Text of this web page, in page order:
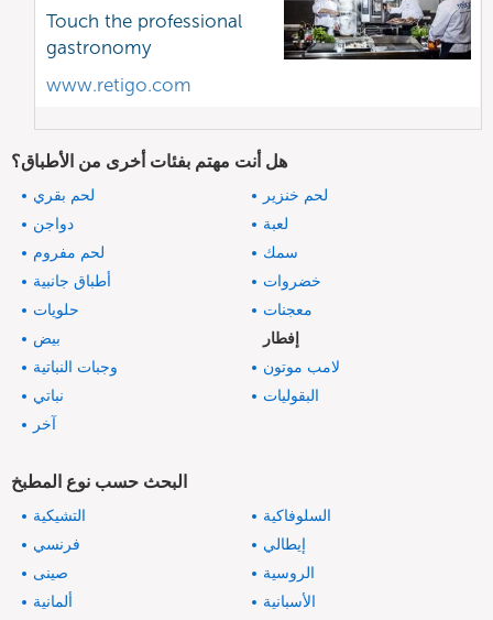
Touch the professional
gastronomy
www.retigo.com
هل أنت مهتم بفئات أخرى من الأطباق؟
لحم بقري
لحم خنزير
دواجن
لعبة
لحم مفروم
سمك
أطباق جانبية
خضروات
حلويات
معجنات
بيض
إفطار
وجبات النباتية
لامب موتون
نباتي
البقوليات
آخر
البحث حسب نوع المطبخ
التشيكية
السلوفاكية
فرنسي
إيطالي
صينى
الروسية
ألمانية
الأسبانية